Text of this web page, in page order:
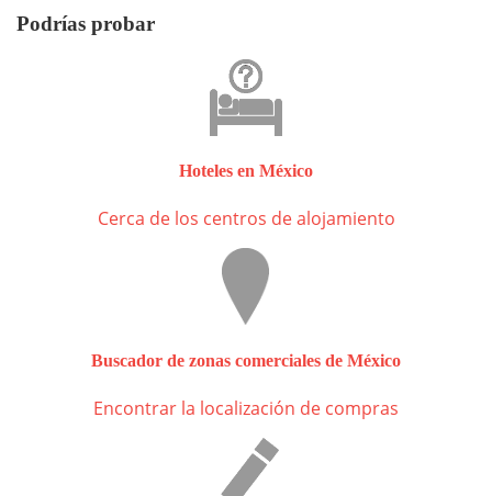
Podrías probar
Hoteles en México
Cerca de los centros de alojamiento
Buscador de zonas comerciales de México
Encontrar la localización de compras